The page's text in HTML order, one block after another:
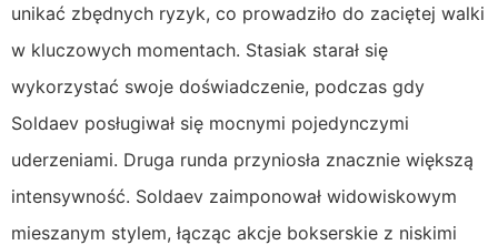
unikać zbędnych ryzyk, co prowadziło do zaciętej walki
w kluczowych momentach. Stasiak starał się
wykorzystać swoje doświadczenie, podczas gdy
Soldaev posługiwał się mocnymi pojedynczymi
uderzeniami. Druga runda przyniosła znacznie większą
intensywność. Soldaev zaimponował widowiskowym
mieszanym stylem, łącząc akcje bokserskie z niskimi